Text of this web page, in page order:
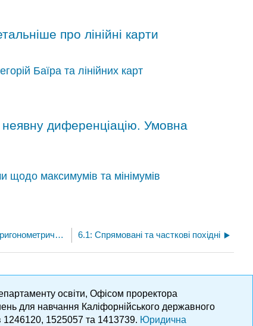
про лінійні карти
Баїра та лінійних карт
диференціацію. Умовна
щодо максимумів та мінімумів
5.11.E: Задачі про експоненціальні та тригонометричні функції 6.1: Спрямовані та часткові похідні
освіти, Офісом проректора
для навчання Каліфорнійського державного
1246120, 1525057 та 1413739. Юридична